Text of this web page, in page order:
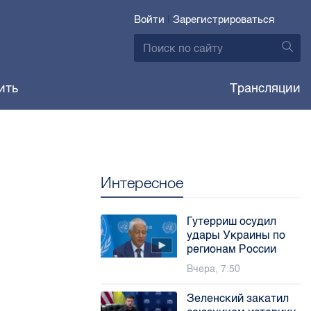
Войти | Зарегистрироваться
Трансляции
Интересное
Гутерриш осудил
удары Украины по
регионам России
Вчера, 7:50
Зеленский закатил